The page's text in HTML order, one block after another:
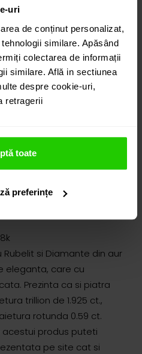
uri
de conținut personalizat,
similare. Apăsând
colectarea de informații
similare. Află in sectiunea
despre cookie-uri,
retragerii
toate
preferințe
Rubelit si Diamante din aur
eleganta, care cu
Prezinta ca si piatra
trillion de 1.925 ct.,
rotunda 0.59 ct.
produs puteti
pe site cat si